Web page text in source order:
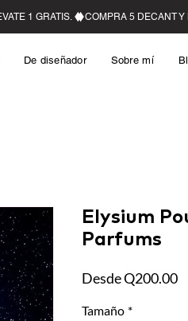
De diseñador Sobre mí
Elysium
Parfums
DesdeQ200.00
Tamaño *